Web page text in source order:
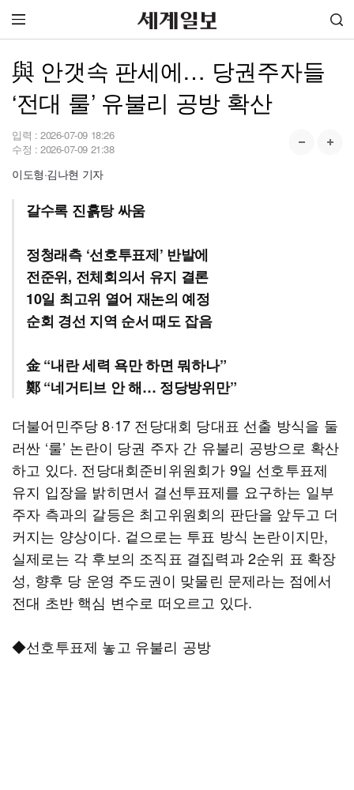
與 안갯속 판세에… 당권주자들
‘전대 룰’ 유불리 공방 확산
입력 : 2026-07-09 18:26
수정 : 2026-07-09 21:38
이도형·김나현 기자
갈수록 진흙탕 싸움
정청래측 ‘선호투표제’ 반발에
전준위, 전체회의서 유지 결론
10일 최고위 열어 재논의 예정
순회 경선 지역 순서 때도 잡음
金 “내란 세력 욕만 하면 뭐하나”
鄭 “네거티브 안 해… 정당방위만”
더불어민주당 8·17 전당대회 당대표 선출 방식을 둘
러싼 ‘룰’ 논란이 당권 주자 간 유불리 공방으로 확산
하고 있다. 전당대회준비위원회가 9일 선호투표제
유지 입장을 밝히면서 결선투표제를 요구하는 일부
주자 측과의 갈등은 최고위원회의 판단을 앞두고 더
커지는 양상이다. 겉으로는 투표 방식 논란이지만,
실제로는 각 후보의 조직표 결집력과 2순위 표 확장
성, 향후 당 운영 주도권이 맞물린 문제라는 점에서
전대 초반 핵심 변수로 떠오르고 있다.
◆선호투표제 놓고 유불리 공방